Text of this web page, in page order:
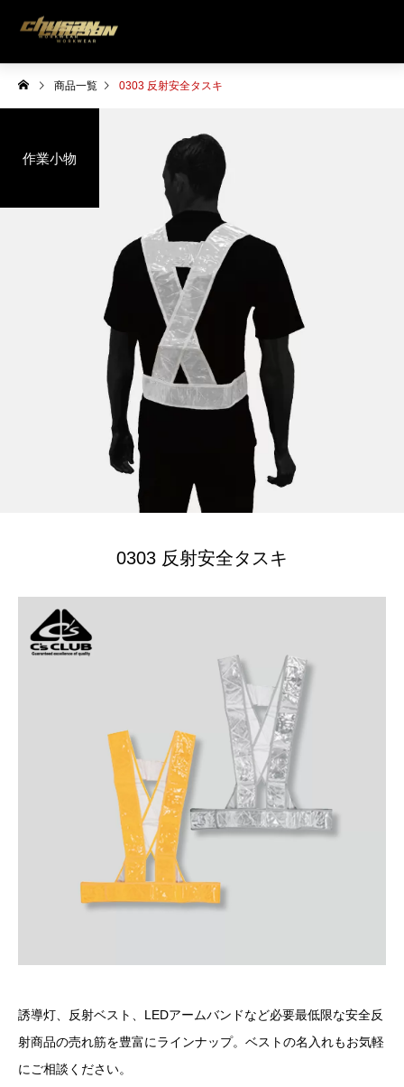
商品一覧 0303 反射安全タスキ
作業小物
0303 反射安全タスキ
誘導灯、反射ベスト、LEDアームバンドなど必要最低限な安全反
射商品の売れ筋を豊富にラインナップ。ベストの名入れもお気軽
にご相談ください。